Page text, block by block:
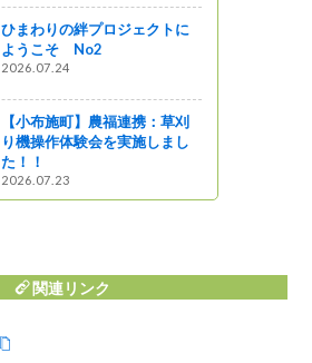
ひまわりの絆プロジェクトに
ようこそ No2
2026.07.24
【小布施町】農福連携：草刈
り機操作体験会を実施しまし
た！！
2026.07.23
関連リンク